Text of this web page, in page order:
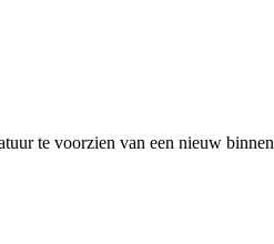
te voorzien van een nieuw